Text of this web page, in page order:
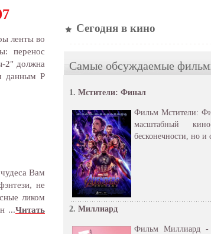
ленты во
перенос
2" должна
данным Р
Вам
не
ликом
...Читать
Сегодня в кино
Самые обсуждаемые
1. Мстители: Финал
Фильм Мстители:
масштабный
бесконечности, но и
2. Миллиард
Фильм Миллиард -